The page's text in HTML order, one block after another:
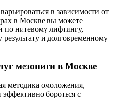
в зависимости от
в Москве вы можете
по нитевому лифтингу,
и долговременному
мезонити в Москве
методика омоложения,
эффективно бороться с